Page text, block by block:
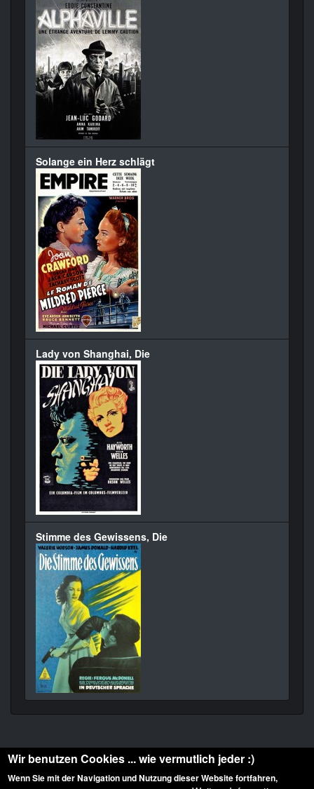
Solange ein Herz schlägt
Lady von Shanghai, Die
Stimme des Gewissens, Die
Wir benutzen Cookies ... wie vermutlich jeder :)
Wenn Sie mit der Navigation und Nutzung dieser Website fortfahren,